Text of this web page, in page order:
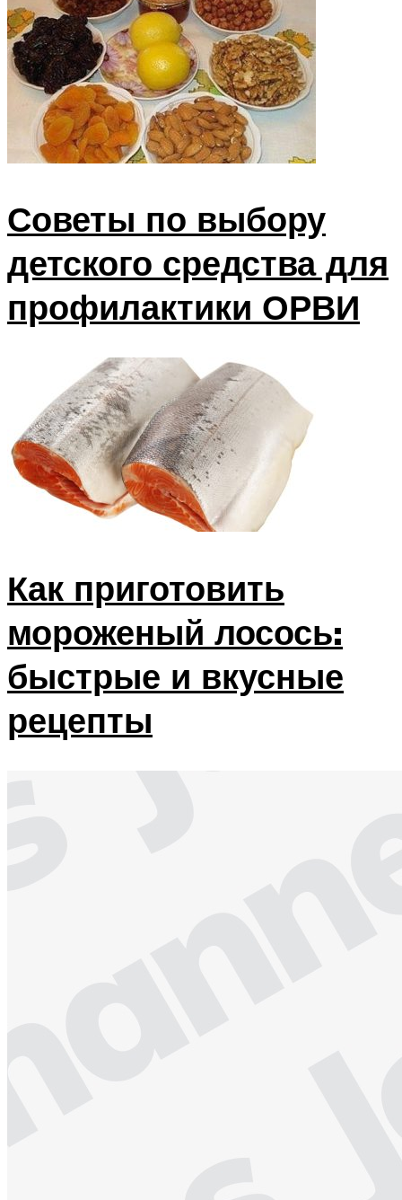
Советы по выбору
детского средства для
профилактики ОРВИ
Как приготовить
мороженый лосось:
быстрые и вкусные
рецепты